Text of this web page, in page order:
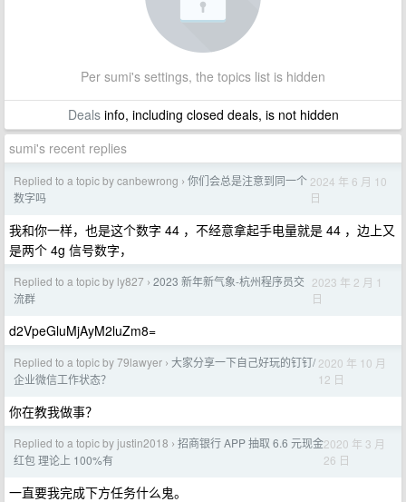
Per sumi's settings, the topics list is hidden
Dealsinfo, including closed deals, is not hidden
sumi's recent replies
Replied to a topic by canbewrong › 你们会总是注意到同一个
数字吗
2024 年 6 月 10
日
我和你一样，也是这个数字 44 ，不经意拿起手电量就是 44 ，边上又
是两个 4g 信号数字，
Replied to a topic by ly827 › 2023 新年新气象-杭州程序员交
流群
2023 年 2 月 1
日
d2VpeGluMjAyM2luZm8=
Replied to a topic by 79lawyer › 大家分享一下自己好玩的钉钉/
企业微信工作状态？
2020 年 10 月
12 日
你在教我做事？
Replied to a topic by justin2018 › 招商银行 APP 抽取 6.6 元现金
红包 理论上 100%有
2020 年 3 月
26 日
一直要我完成下方任务什么鬼。